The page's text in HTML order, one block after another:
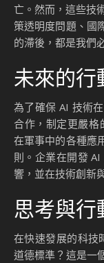
亡。然而，這些技
策透明度問題、國
的滯後，都是我們
未來的行
為了確保 AI 技術
合作，制定更嚴格
在軍事中的各種應
則。企業在開發
響，並在技術創新
思考與行
在快速發展的科技
道德標準？這是一